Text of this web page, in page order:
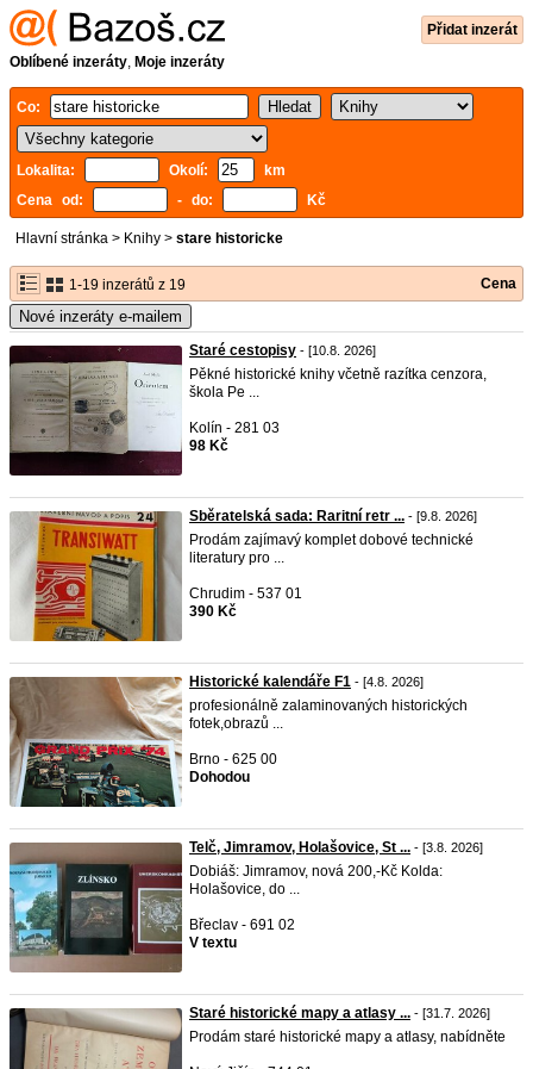
Přidat inzerát
Oblíbené inzeráty, Moje inzeráty
Co:
Lokalita: Okolí:
km
Cena od:
- do: Kč
Hlavní stránka > Knihy > stare historicke
1-19 inzerátů z 19 Cena
Nové inzeráty e-mailem
Staré cestopisy - [10.8. 2026]
Pěkné historické knihy včetně razítka cenzora,
škola Pe ...
Kolín - 281 03
98 Kč
Sběratelská sada: Raritní retr ... - [9.8. 2026]
Prodám zajímavý komplet dobové technické
literatury pro ...
Chrudim - 537 01
390 Kč
Historické kalendáře F1 - [4.8. 2026]
profesionálně zalaminovaných historických
fotek,obrazů ...
Brno - 625 00
Dohodou
Telč, Jimramov, Holašovice, St ... - [3.8. 2026]
Dobiáš: Jimramov, nová 200,-Kč Kolda:
Holašovice, do ...
Břeclav - 691 02
V textu
Staré historické mapy a atlasy ... - [31.7. 2026]
Prodám staré historické mapy a atlasy, nabídněte